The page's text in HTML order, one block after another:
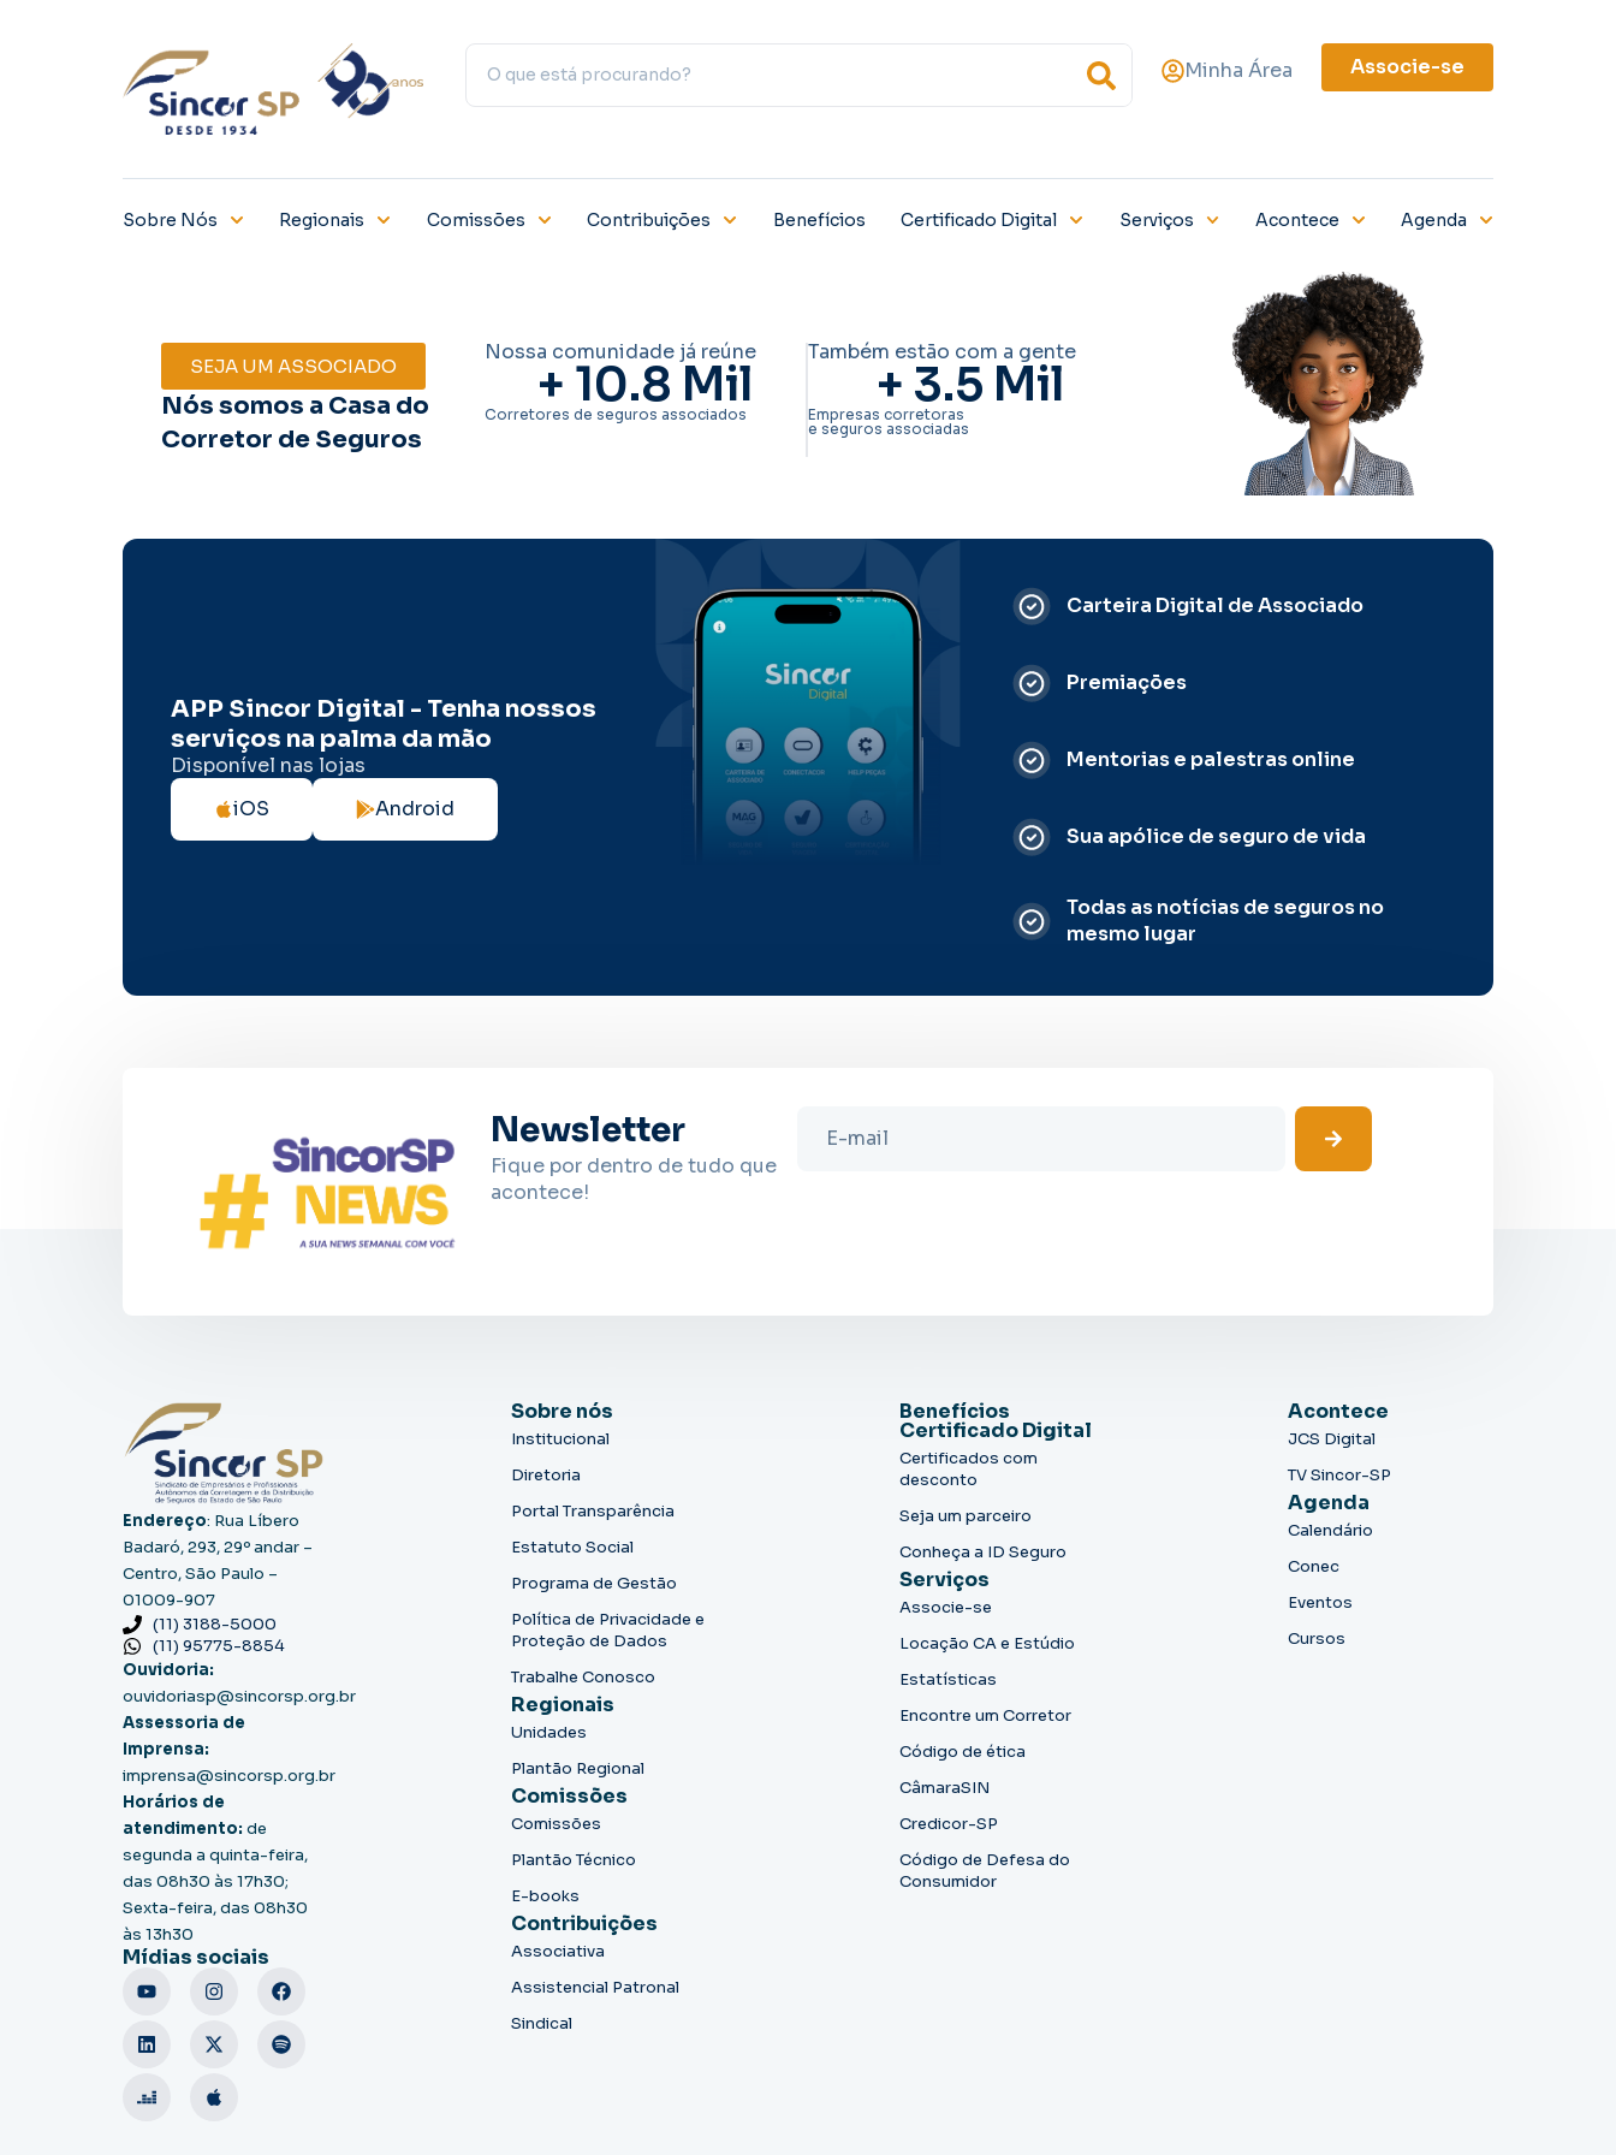
Minha Área Associe-se
Sobre Nós Regionais Comissões Contribuições Benefícios Certificado Digital Serviços Acontece Agenda
SEJA UM ASSOCIADO
Nós somos a Casa do
Corretor de Seguros
Nossa comunidade já reúne
+ 10.8 Mil
Corretores de seguros associados
Também estão com a gente
+ 3.5 Mil
Empresas corretoras
e seguros associadas
APP Sincor Digital - Tenha nossos
serviços na palma da mão
Disponível nas lojas
iOS
Android
Carteira Digital de Associado
Premiações
Mentorias e palestras online
Sua apólice de seguro de vida
Todas as notícias de seguros no
mesmo lugar
Newsletter
Fique por dentro de tudo que
acontece!
Endereço: Rua Líbero
Badaró, 293, 29º andar –
Centro, São Paulo –
01009-907
(11) 3188-5000
(11) 95775-8854
Ouvidoria:
ouvidoriasp@sincorsp.org.br
Assessoria de
Imprensa:
imprensa@sincorsp.org.br
Horários de
atendimento: de
segunda a quinta-feira,
das 08h30 às 17h30;
Sexta-feira, das 08h30
às 13h30
Mídias sociais
Sobre nós
Institucional
Diretoria
Portal Transparência
Estatuto Social
Programa de Gestão
Política de Privacidade e
Proteção de Dados
Trabalhe Conosco
Regionais
Unidades
Plantão Regional
Comissões
Comissões
Plantão Técnico
E-books
Contribuições
Associativa
Assistencial Patronal
Sindical
Benefícios
Certificado Digital
Certificados com
desconto
Seja um parceiro
Conheça a ID Seguro
Serviços
Associe-se
Locação CA e Estúdio
Estatísticas
Encontre um Corretor
Código de ética
CâmaraSIN
Credicor-SP
Código de Defesa do
Consumidor
Acontece
JCS Digital
TV Sincor-SP
Agenda
Calendário
Conec
Eventos
Cursos